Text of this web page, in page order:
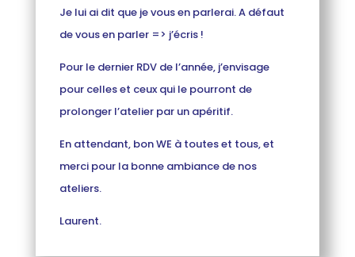
Je lui ai dit que je vous en parlerai. A défaut
de vous en parler => j’écris !
Pour le dernier RDV de l’année, j’envisage
pour celles et ceux qui le pourront de
prolonger l’atelier par un apéritif.
En attendant, bon WE à toutes et tous, et
merci pour la bonne ambiance de nos
ateliers.
Laurent.